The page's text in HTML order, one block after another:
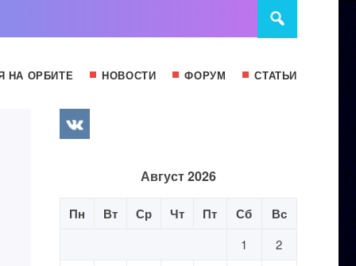
НА ОРБИТЕ НОВОСТИ ФОРУМ СТАТЬИ
Август 2026
Пн Вт Ср Чт Пт Сб Вс
1
2